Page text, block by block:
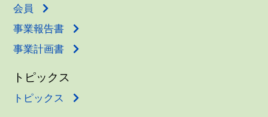
会員
事業報告書
事業計画書
トピックス
トピックス